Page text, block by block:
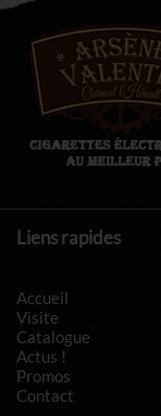
Liens rapides
Accueil
Visite
Catalogue
Actus !
Promos
Contact